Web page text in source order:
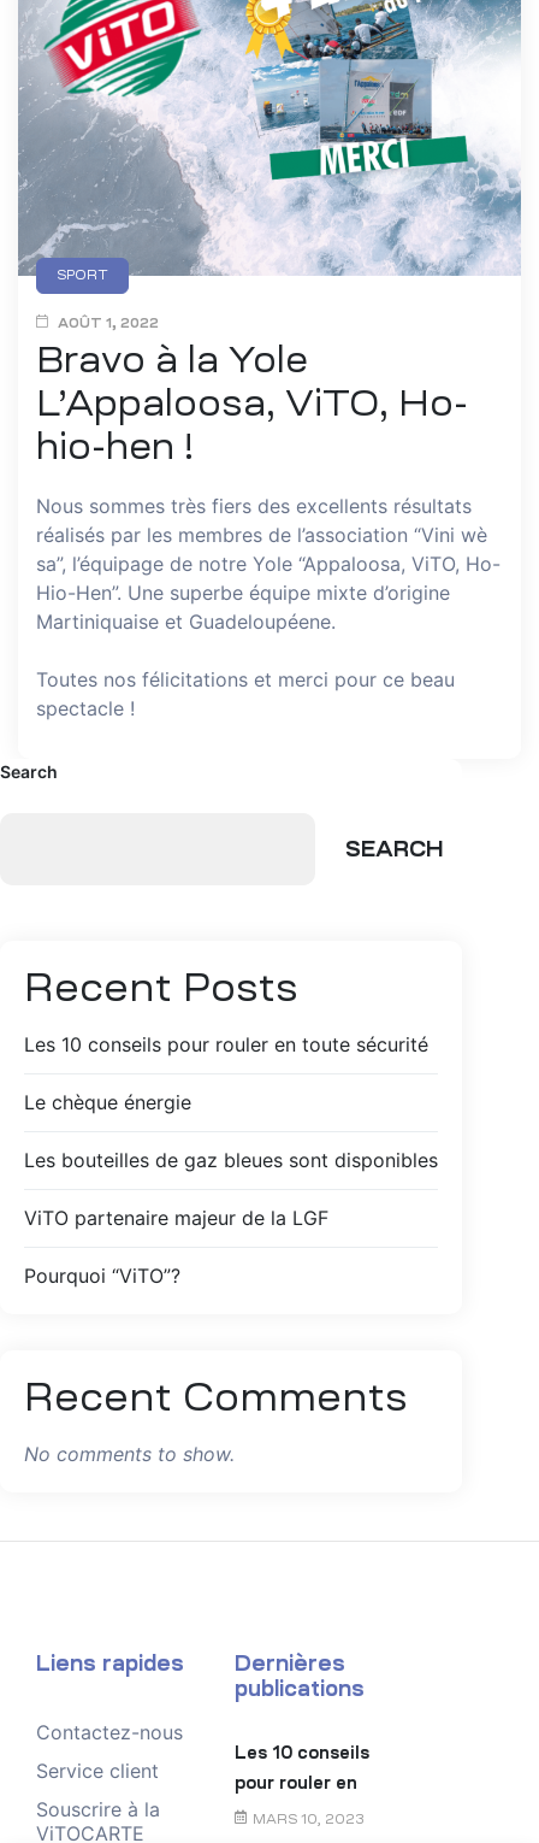
SPORT
AOÛT 1, 2022
Bravo à la Yole
L’Appaloosa, ViTO, Ho-
hio-hen !
Nous sommes très fiers des excellents résultats
réalisés par les membres de l’association “Vini wè
sa”, l’équipage de notre Yole “Appaloosa, ViTO, Ho-
Hio-Hen”. Une superbe équipe mixte d’origine
Martiniquaise et Guadeloupéene.
Toutes nos félicitations et merci pour ce beau
spectacle !
Search
SEARCH
Recent Posts
Les 10 conseils pour rouler en toute sécurité
Le chèque énergie
Les bouteilles de gaz bleues sont disponibles
ViTO partenaire majeur de la LGF
Pourquoi “ViTO”?
Recent Comments
No comments to show.
Liens rapides
Contactez-nous
Service client
Souscrire à la
ViTOCARTE
Dernières
publications
Les 10 conseils
pour rouler en
toute sécurité
MARS 10, 2023